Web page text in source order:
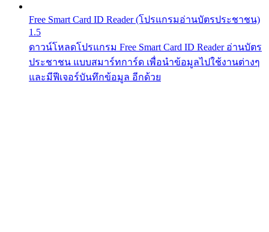
Free Smart Card ID Reader (โปรแกรมอ่านบัตรประชาชน)
1.5
ดาวน์โหลดโปรแกรม Free Smart Card ID Reader อ่านบัตร
ประชาชน แบบสมาร์ทการ์ด เพื่อนำข้อมูลไปใช้งานต่างๆ
และมีฟีเจอร์บันทึกข้อมูล อีกด้วย